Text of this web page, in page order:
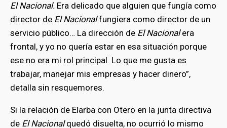
El Nacional. Era delicado que alguien que fungía como
director de El Nacionalfungiera como director de un
servicio público… La dirección de El Nacionalera
frontal, y yo no quería estar en esa situación porque
ese no era mi rol principal. Lo que me gusta es
trabajar, manejar mis empresas y hacer dinero”,
detalla sin resquemores.
Si la relación de Elarba con Otero en la junta directiva
de El Nacionalquedó disuelta, no ocurrió lo mismo